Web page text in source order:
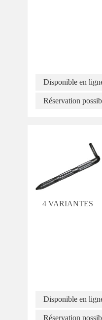
Disponible en
Réservation
4 VARIANTES
Disponible en
Réservation